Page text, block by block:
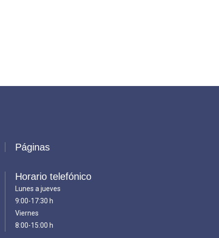
Páginas
Horario telefónico
Lunes a jueves
9:00-17:30 h
Viernes
8:00-15:00 h